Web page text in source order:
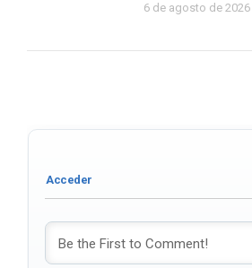
6 de agosto de 2026